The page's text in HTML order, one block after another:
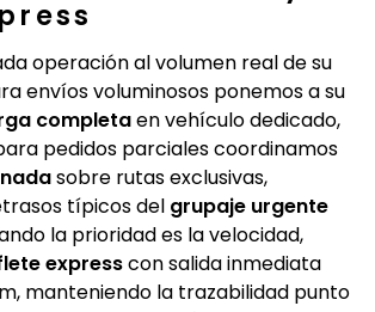
operación al volumen real de su
envíos voluminosos ponemos a su
completaen vehículo dedicado,
pedidos parciales coordinamos
sobre rutas exclusivas,
típicos del grupaje urgente
la prioridad es la velocidad,
expresscon salida inmediata
manteniendo la trazabilidad punto